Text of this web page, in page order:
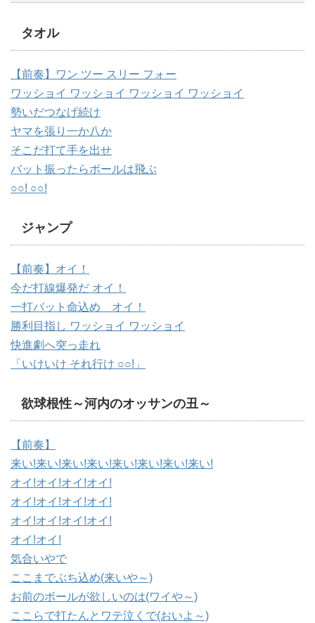
タオル
【前奏】ワン ツー スリー フォー
ワッショイ ワッショイ ワッショイ ワッショイ
勢いだつなげ続け
ヤマを張り一か八か
そこだ打て手を出せ
バット振ったらボールは飛ぶ
○○! ○○!
ジャンプ
【前奏】オイ！
今だ打線爆発だ オイ！
一打バット命込め オイ！
勝利目指し ワッショイ ワッショイ
快進劇へ突っ走れ
「いけいけ それ行け ○○!」
欲球根性～河内のオッサンの丑～
【前奏】
来い!来い!来い!来い!来い!来い!来い!来い!
オイ!オイ!オイ!オイ!
オイ!オイ!オイ!オイ!
オイ!オイ!オイ!オイ!
オイ!オイ!
気合いやで
ここまでぶち込め(来いや～)
お前のボールが欲しいのは(ワイや～)
ここらで打たんとワテ泣くで(おいよ～)